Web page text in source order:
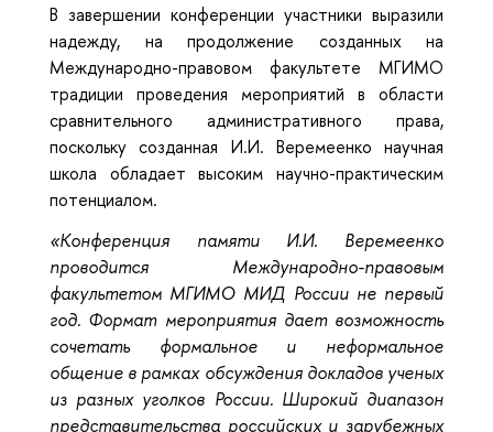
В завершении конференции участники выразили
надежду, на продолжение созданных на
Международно-правовом факультете МГИМО
традиции проведения мероприятий в области
сравнительного административного права,
поскольку созданная И.И. Веремеенко научная
школа обладает высоким научно-практическим
потенциалом.
«Конференция памяти И.И. Веремеенко
проводится Международно-правовым
факультетом МГИМО МИД России не первый
год. Формат мероприятия дает возможность
сочетать формальное и неформальное
общение в рамках обсуждения докладов ученых
из разных уголков России. Широкий диапазон
представительства российских и зарубежных